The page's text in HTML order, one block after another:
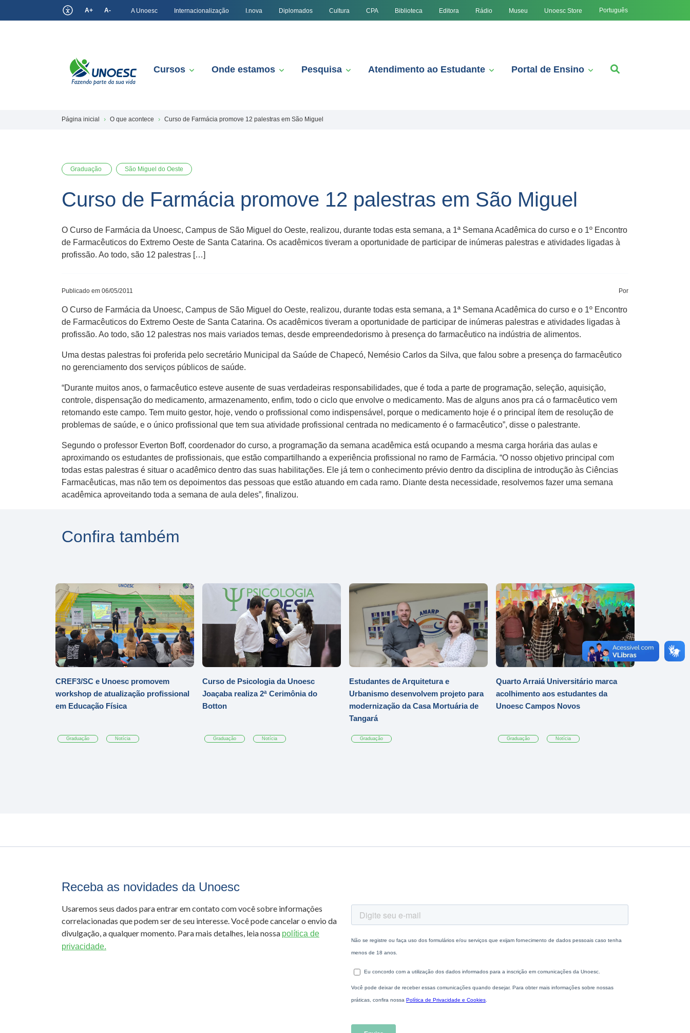
A+ A- A Unoesc Internacionalização I.nova Diplomados Cultura CPA Biblioteca Editora Rádio Museu Unoesc Store Português
Cursos Onde estamos Pesquisa Atendimento ao Estudante Portal de Ensino
Página inicial O que acontece Curso de Farmácia promove 12 palestras em São Miguel
Graduação São Miguel do Oeste
Curso de Farmácia promove 12 palestras em São Miguel
O Curso de Farmácia da Unoesc, Campus de São Miguel do Oeste, realizou, durante todas esta semana, a 1ª Semana Acadêmica do curso e o 1º Encontro
de Farmacêuticos do Extremo Oeste de Santa Catarina. Os acadêmicos tiveram a oportunidade de participar de inúmeras palestras e atividades ligadas à
profissão. Ao todo, são 12 palestras […]
Publicado em 06/05/2011 Por
O Curso de Farmácia da Unoesc, Campus de São Miguel do Oeste, realizou, durante todas esta semana, a 1ª Semana Acadêmica do curso e o 1º Encontro
de Farmacêuticos do Extremo Oeste de Santa Catarina. Os acadêmicos tiveram a oportunidade de participar de inúmeras palestras e atividades ligadas à
profissão. Ao todo, são 12 palestras nos mais variados temas, desde empreendedorismo à presença do farmacêutico na indústria de alimentos.
Uma destas palestras foi proferida pelo secretário Municipal da Saúde de Chapecó, Nemésio Carlos da Silva, que falou sobre a presença do farmacêutico
no gerenciamento dos serviços públicos de saúde.
“Durante muitos anos, o farmacêutico esteve ausente de suas verdadeiras responsabilidades, que é toda a parte de programação, seleção, aquisição,
controle, dispensação do medicamento, armazenamento, enfim, todo o ciclo que envolve o medicamento. Mas de alguns anos pra cá o farmacêutico vem
retomando este campo. Tem muito gestor, hoje, vendo o profissional como indispensável, porque o medicamento hoje é o principal ítem de resolução de
problemas de saúde, e o único profissional que tem sua atividade profissional centrada no medicamento é o farmacêutico”, disse o palestrante.
Segundo o professor Everton Boff, coordenador do curso, a programação da semana acadêmica está ocupando a mesma carga horária das aulas e
aproximando os estudantes de profissionais, que estão compartilhando a experiência profissional no ramo de Farmácia. “O nosso objetivo principal com
todas estas palestras é situar o acadêmico dentro das suas habilitações. Ele já tem o conhecimento prévio dentro da disciplina de introdução às Ciências
Farmacêuticas, mas não tem os depoimentos das pessoas que estão atuando em cada ramo. Diante desta necessidade, resolvemos fazer uma semana
acadêmica aproveitando toda a semana de aula deles”, finalizou.
Confira também
CREF3/SC e Unoesc promovem
workshop de atualização profissional
em Educação Física
Graduação Notícia
Curso de Psicologia da Unoesc
Joaçaba realiza 2ª Cerimônia do
Botton
Graduação Notícia
Estudantes de Arquitetura e
Urbanismo desenvolvem projeto para
modernização da Casa Mortuária de
Tangará
Graduação
Quarto Arraiá Universitário marca
acolhimento aos estudantes da
Unoesc Campos Novos
Graduação Notícia
Receba as novidades da Unoesc
Usaremos seus dados para entrar em contato com você sobre informações
correlacionadas que podem ser de seu interesse. Você pode cancelar o envio da
divulgação, a qualquer momento. Para mais detalhes, leia nossa política de
privacidade.